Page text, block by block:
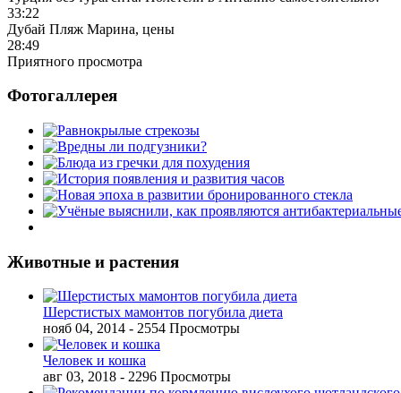
33:22
Дубай Пляж Марина, цены
28:49
Приятного просмотра
Фотогаллерея
Животные и растения
Шерстистых мамонтов погубила диета
нояб 04, 2014 - 2554 Просмотры
Человек и кошка
авг 03, 2018 - 2296 Просмотры